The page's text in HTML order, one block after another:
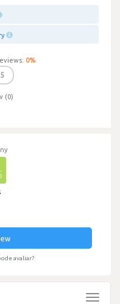
0%
5
(0)
avaliar?
Toggle